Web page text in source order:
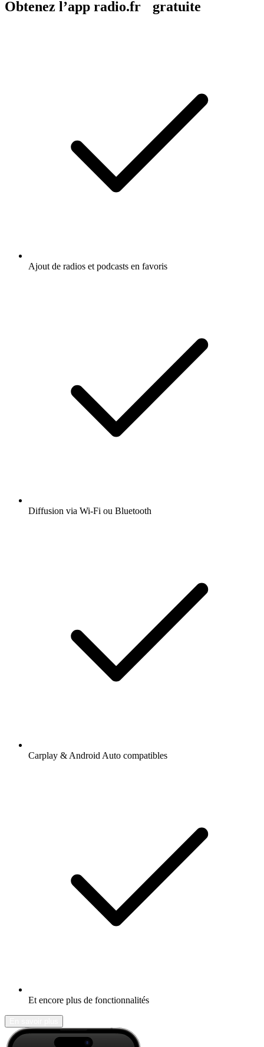
Obtenez l’app radio.fr gratuite
Ajout de radios et podcasts en favoris
Diffusion via Wi-Fi ou Bluetooth
Carplay & Android Auto compatibles
Et encore plus de fonctionnalités